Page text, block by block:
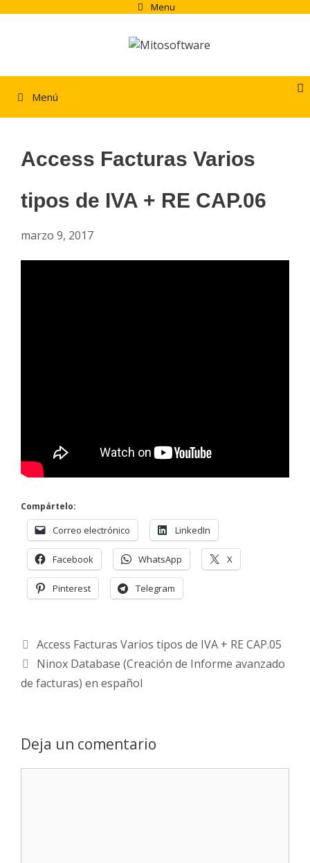
Menu
Menú
Access Facturas Varios
tipos de IVA + RE CAP.06
marzo 9, 2017
Compártelo:
Correo electrónico LinkedIn
Facebook WhatsApp X
Pinterest Telegram
Access Facturas Varios tipos de IVA + RE CAP.05
Ninox Database (Creación de Informe avanzado
de facturas) en español
Deja un comentario